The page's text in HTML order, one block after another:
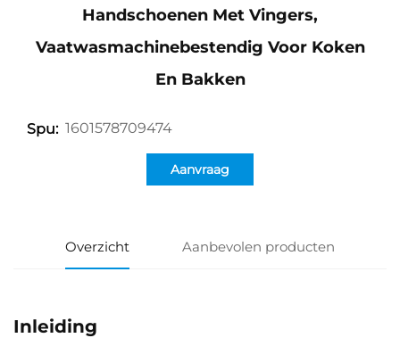
Handschoenen Met Vingers,
Vaatwasmachinebestendig Voor Koken
En Bakken
Spu: 1601578709474
Aanvraag
Overzicht Aanbevolen producten
Inleiding